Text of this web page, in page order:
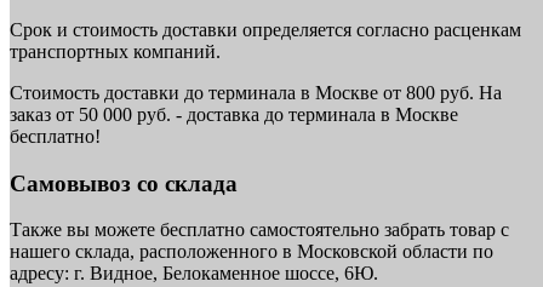
Срок и стоимость доставки определяется согласно расценкам
транспортных компаний.
Стоимость доставки до терминала в Москве от 800 руб. На
заказ от 50 000 руб. - доставка до терминала в Москве
бесплатно!
Самовывоз со склада
Также вы можете бесплатно самостоятельно забрать товар с
нашего склада, расположенного в Московской области по
адресу: г. Видное, Белокаменное шоссе, 6Ю.